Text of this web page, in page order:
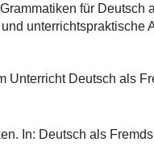
für Deutsch
unterrichtspraktische
Unterricht Deutsch als
In: Deutsch als